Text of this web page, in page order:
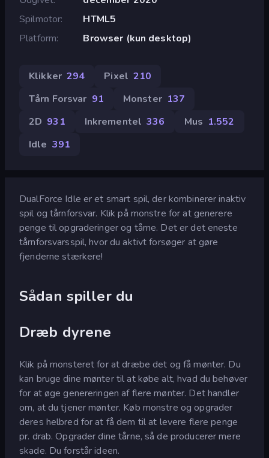
Spilmotor
HTML5
Platform
Browser (kun desktop)
Klikker 294 Pixel 210
Tårn Forsvar 91 Monster 137
2D 931 Inkrementel 336 Mus 1.552
Idle 391
DualForce Idle er et smart spil, der kombinerer inaktiv
spil og tårnforsvar. Klik på monstre for at generere
penge til opgraderinger og tårne. Det er det eneste
tårnforsvarsspil, hvor du aktivt forsøger at gøre
fjenderne stærkere!
Sådan spiller du
Dræb dyrene
Klik på monsteret for at dræbe det og få mønter. Du
kan bruge dine mønter til at købe alt, hvad du behøver
for at øge genereringen af flere mønter. Det handler
om, at du tjener mønter. Køb monstre og opgrader
deres helbred for at få dem til at levere flere penge
pr. drab. Opgrader dine tårne, så de producerer mere
skade. Du forstår ideen.